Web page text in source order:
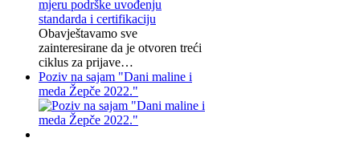
Obavještavamo sve
zainteresirane da je otvoren treći
ciklus za prijave…
Poziv na sajam "Dani maline i
meda Žepče 2022."